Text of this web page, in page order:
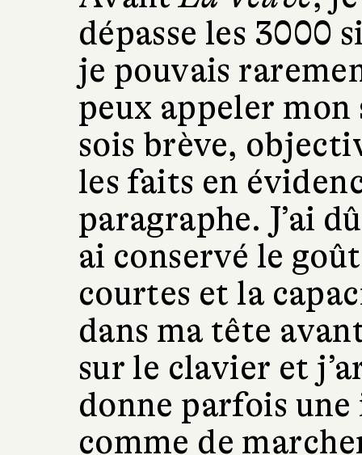
dépasse les 3000
je pouvais
peux appeler
sois brève,
les faits en
paragraphe. J’ai
ai conservé le
courtes et la
dans ma tête
sur le clavier et
donne parfois
comme de